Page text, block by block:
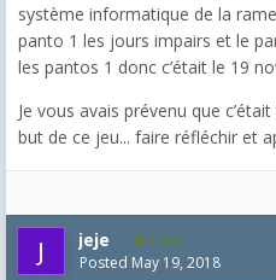
système informatique de la
panto 1 les jours impairs et le
les pantos 1 donc c’était le 19
Je vous avais prévenu que
but de ce jeu... faire réfléchir et
jeje 1,304
Posted May 19, 2018